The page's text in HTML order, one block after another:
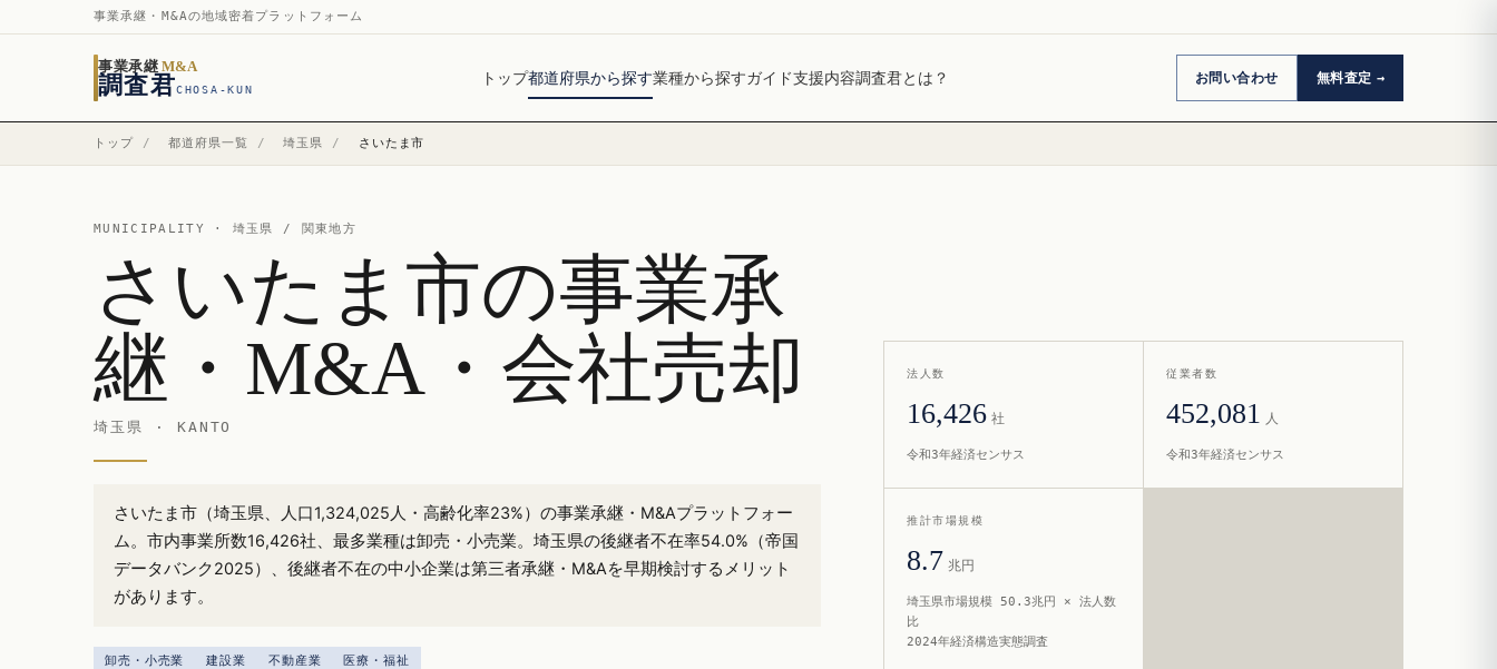
事業承継・M&Aの地域密着プラットフォーム
事業承継 M&A
調査君CHOSA-KUN
トップ都道府県から探す業種から探すガイド支援内容調査君とは？ お問い合わせ 無料査定
トップ / 都道府県一覧 / 埼玉県 / さいたま市
MUNICIPALITY · 埼玉県 / 関東地方
さいたま市の事業承
継・M&A・会社売却
埼玉県 · KANTO
さいたま市（埼玉県、人口1,324,025人・高齢化率23%）の事業承継・M&Aプラットフォー
ム。市内事業所数16,426社、最多業種は卸売・小売業。埼玉県の後継者不在率54.0%（帝国
データバンク2025）、後継者不在の中小企業は第三者承継・M&Aを早期検討するメリット
があります。
卸売・小売業 建設業 不動産業 医療・福祉
法人数
16,426 社
令和3年経済センサス
従業者数
452,081 人
令和3年経済センサス
推計市場規模
8.7 兆円
埼玉県市場規模 50.3兆円 × 法人数
比
2024年経済構造実態調査